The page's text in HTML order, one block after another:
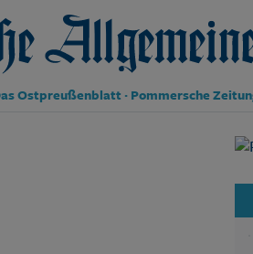
Ostpreußenblatt · Pommersche